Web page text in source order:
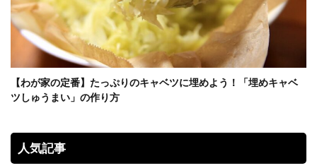
【わが家の定番】たっぷりのキャベツに埋めよう！「埋めキャベ
ツしゅうまい」の作り方
人気記事